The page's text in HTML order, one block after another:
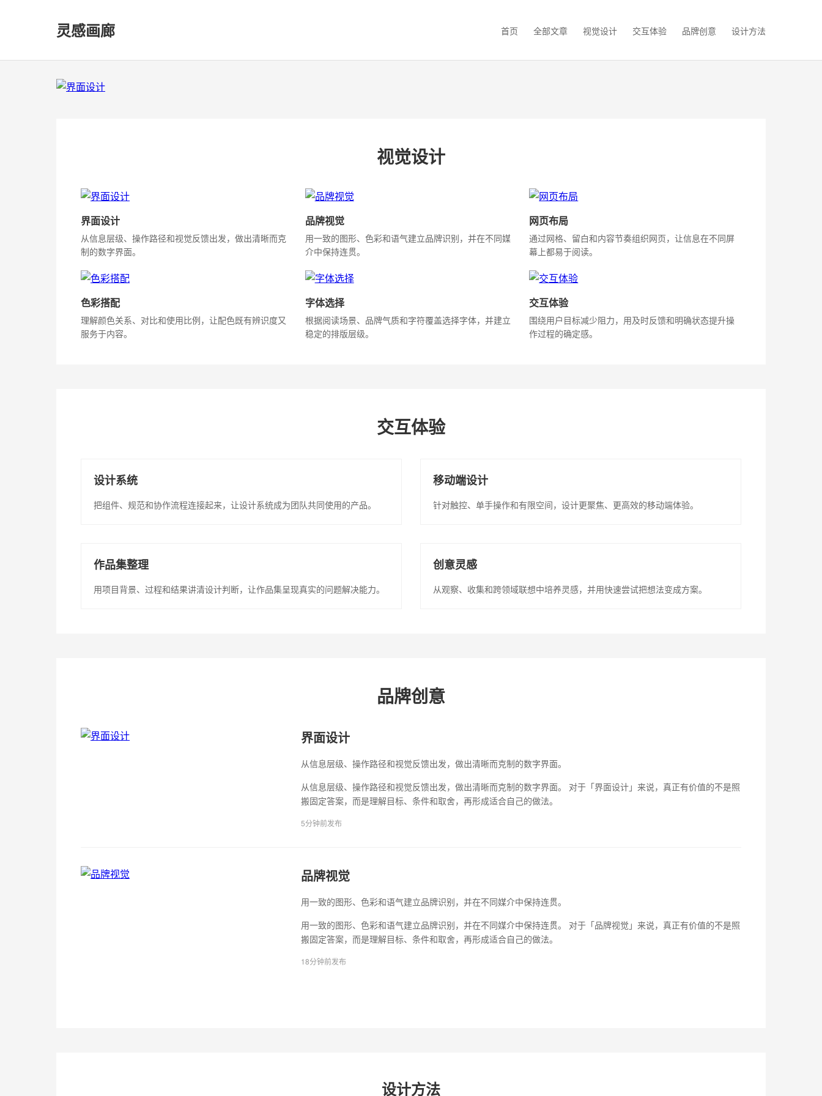
灵感画廊 首页 全部文章 视觉设计 交互体验 品牌创意 设计方法
视觉设计
界面设计
从信息层级、操作路径和视觉反馈出发，做出清晰而克
制的数字界面。
品牌视觉
用一致的图形、色彩和语气建立品牌识别，并在不同媒
介中保持连贯。
网页布局
通过网格、留白和内容节奏组织网页，让信息在不同屏
幕上都易于阅读。
色彩搭配
理解颜色关系、对比和使用比例，让配色既有辨识度又
服务于内容。
字体选择
根据阅读场景、品牌气质和字符覆盖选择字体，并建立
稳定的排版层级。
交互体验
围绕用户目标减少阻力，用及时反馈和明确状态提升操
作过程的确定感。
交互体验
设计系统
把组件、规范和协作流程连接起来，让设计系统成为团队共同使用的产品。
移动端设计
针对触控、单手操作和有限空间，设计更聚焦、更高效的移动端体验。
作品集整理
用项目背景、过程和结果讲清设计判断，让作品集呈现真实的问题解决能力。
创意灵感
从观察、收集和跨领域联想中培养灵感，并用快速尝试把想法变成方案。
品牌创意
界面设计
从信息层级、操作路径和视觉反馈出发，做出清晰而克制的数字界面。
从信息层级、操作路径和视觉反馈出发，做出清晰而克制的数字界面。 对于「界面设计」来说，真正有价值的不是照
搬固定答案，而是理解目标、条件和取舍，再形成适合自己的做法。
5分钟前发布
品牌视觉
用一致的图形、色彩和语气建立品牌识别，并在不同媒介中保持连贯。
用一致的图形、色彩和语气建立品牌识别，并在不同媒介中保持连贯。 对于「品牌视觉」来说，真正有价值的不是照
搬固定答案，而是理解目标、条件和取舍，再形成适合自己的做法。
18分钟前发布
设计方法